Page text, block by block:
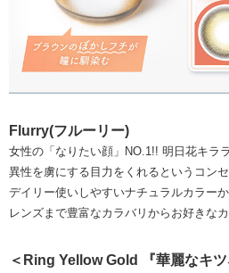
Flurry(フルーリー)
女性の「なりたい顔」NO.1!! 明日花キラ
異性を虜にする目力をくれるというコンセ
デイリー使いしやすいナチュラルカラー
レンズまで豊富なカラバリからお好きな
＜Ring Yellow Gold 『華麗なキツ